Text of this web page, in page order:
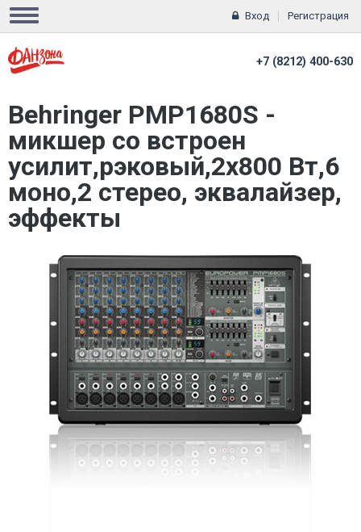
Вход Регистрация
+7 (8212) 400-630
Behringer PMP1680S -
микшер со встроен
усилит,рэковый,2х800 Вт,6
моно,2 стерео, эквалайзер,
эффекты